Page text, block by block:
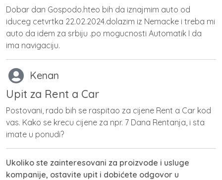
Dobar dan Gospodo.hteo bih da iznajmim auto od
iduceg cetvrtka 22.02.2024.dolazim iz Nemacke i treba mi
auto da idem za srbiju .po mogucnosti Automatik I da
ima navigaciju.
Kenan
Upit za Rent a Car
Postovani, rado bih se raspitao za cijene Rent a Car kod
vas. Kako se krecu cijene za npr. 7 Dana Rentanja, i sta
imate u ponudi?
Ukoliko ste zainteresovani za proizvode i usluge
kompanije, ostavite upit i dobićete odgovor u